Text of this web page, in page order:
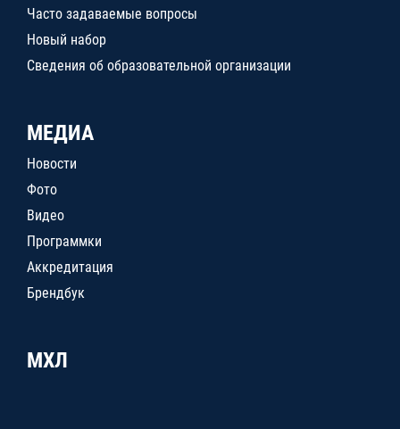
Часто задаваемые вопросы
Новый набор
Сведения об образовательной организации
МЕДИА
Новости
Фото
Видео
Программки
Аккредитация
Брендбук
МХЛ